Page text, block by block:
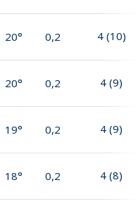
20° 0,2 4 (10)
20° 0,2 4 (9)
19° 0,2 4 (9)
18° 0,2 4 (8)